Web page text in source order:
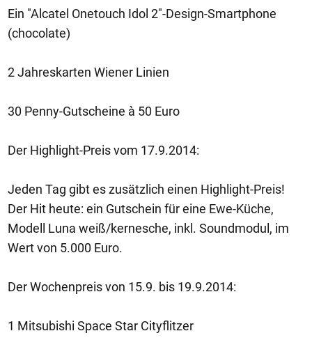
Ein "Alcatel Onetouch Idol 2"-Design-Smartphone
(chocolate)
2 Jahreskarten Wiener Linien
30 Penny-Gutscheine à 50 Euro
Der Highlight-Preis vom 17.9.2014:
Jeden Tag gibt es zusätzlich einen Highlight-Preis!
Der Hit heute: ein Gutschein für eine Ewe-Küche,
Modell Luna weiß/kernesche, inkl. Soundmodul, im
Wert von 5.000 Euro.
Der Wochenpreis von 15.9. bis 19.9.2014:
1 Mitsubishi Space Star Cityflitzer